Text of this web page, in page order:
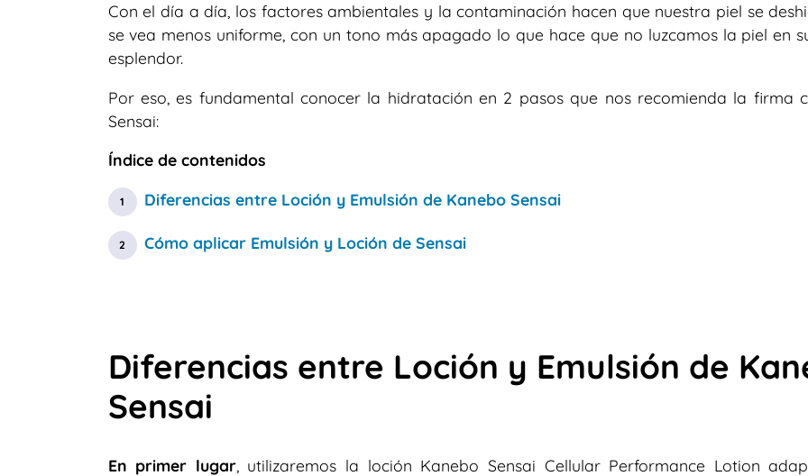
Con el día a día, los factores ambientales y la contaminación hacen que nuestra piel se
se vea menos uniforme, con un tono más apagado lo que hace que no luzcamos la piel en
esplendor.
Por eso, es fundamental conocer la hidratación en 2 pasos que nos recomienda la firma
Sensai:
Índice de contenidos
Diferencias entre Loción y Emulsión de Kanebo Sensai
Cómo aplicar Emulsión y Loción de Sensai
Diferencias entre Loción y Emulsión de
Sensai
En primer lugar, utilizaremos la loción Kanebo Sensai Cellular Performance Lotion